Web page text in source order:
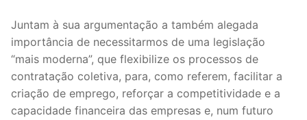
Legislação
Sectores
PRÉ-ESCOLAR
Juntam à sua argumentação a também alegada
importância de necessitarmos de uma legislação
“mais moderna”, que flexibilize os processos de
contratação coletiva, para, como referem, facilitar a
criação de emprego, reforçar a competitividade e a
capacidade financeira das empresas e, num futuro